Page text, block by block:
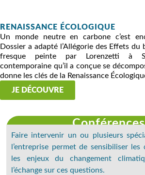
RENAISSANCE ÉCOLOGIQUE
Un monde neutre en carbone c’est
Dossier a adapté l’Allégorie des Effets du
fresque peinte par Lorenzetti à
contemporaine qu’il a conçue se
donne les clés de la Renaissance
JE DÉCOUVRE
Conférences
Faire intervenir un ou plusieurs
l’entreprise permet de sensibiliser
les enjeux du changement
l’échange sur ces questions.